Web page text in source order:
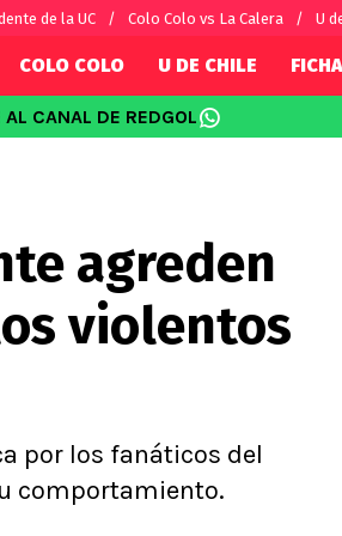
de la UC Colo Colo vs La Calera U
Fútbol Argentino
Brasileño
Conference
Ligue 1
Premier
Serie A
COLO COLO U DE CHILE
AL CANAL DE REDGOL
agreden
violentos
por los fanáticos del
comportamiento.